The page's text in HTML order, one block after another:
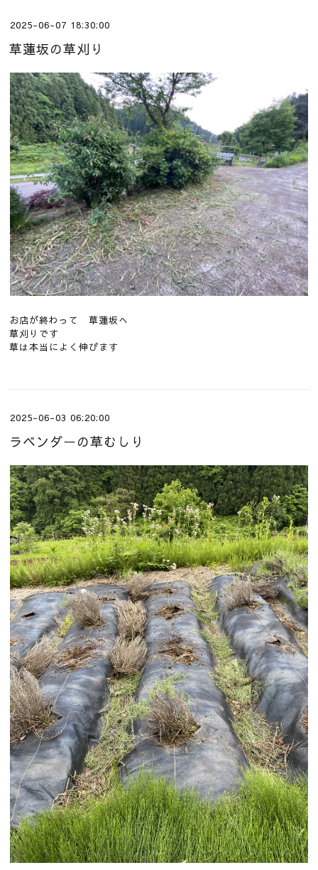
2025-06-07 18:30:00
草蓮坂の草刈り
お店が終わって 草蓮坂へ
草刈りです
草は本当によく伸びます
2025-06-03 06:20:00
ラベンダーの草むしり